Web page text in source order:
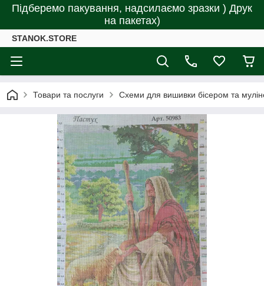
Підберемо пакування, надсилаємо зразки ) Друк
на пакетах)
STANOK.STORE
Товари та послуги Схеми для вишивки бісером та